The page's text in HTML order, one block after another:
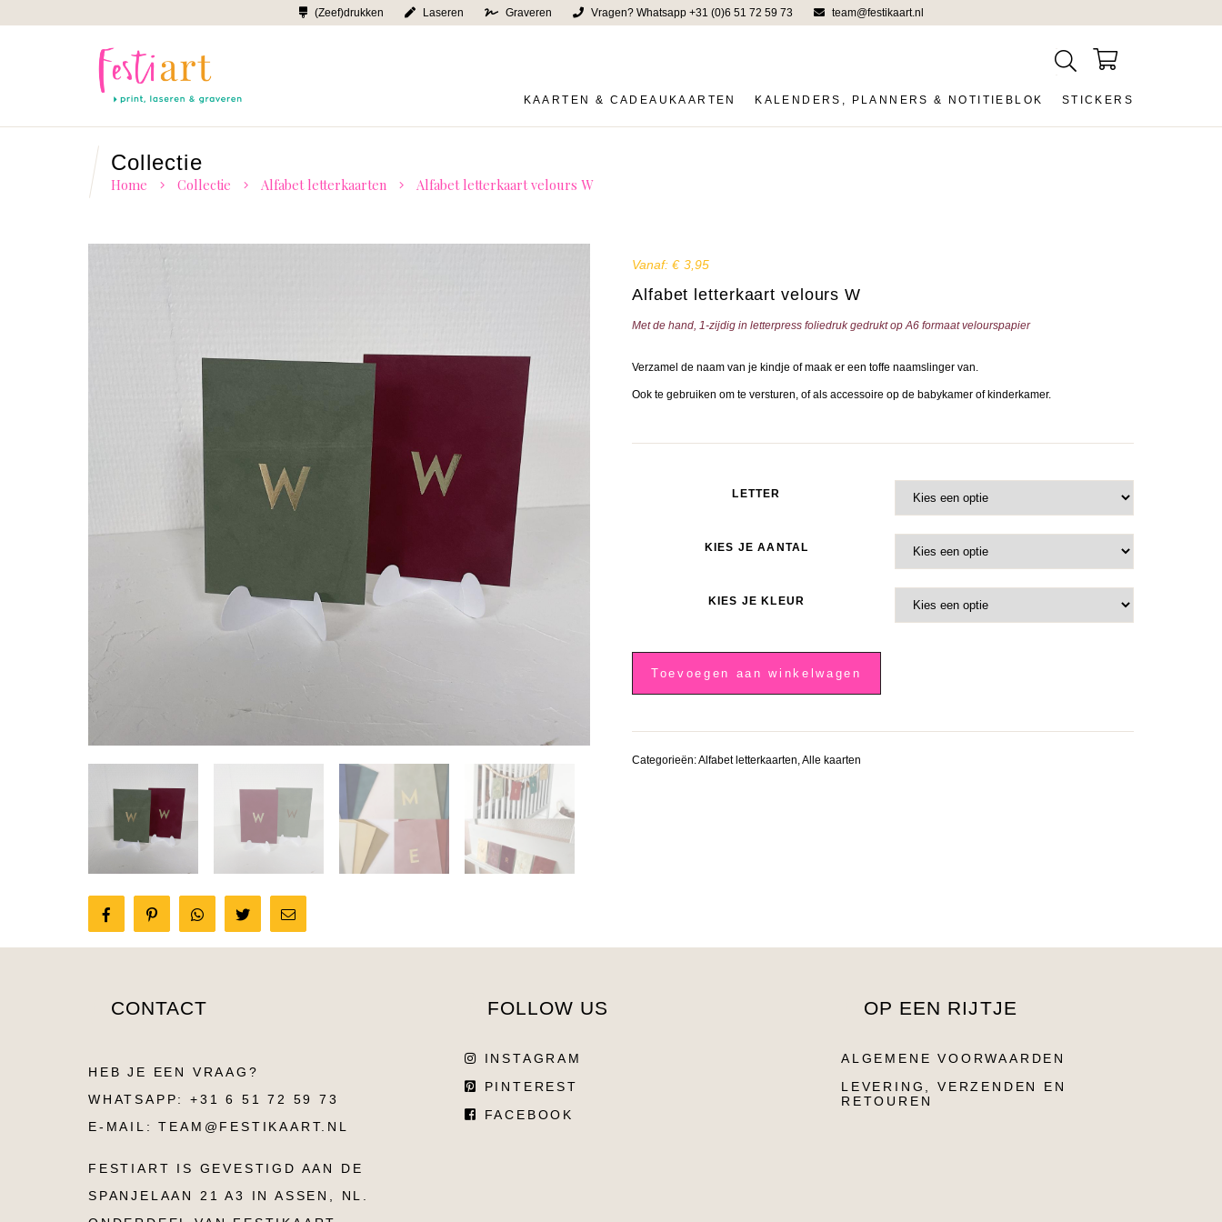
(Zeef)drukken Laseren Graveren Vragen? Whatsapp +31 (0)6 51 72 59 73 team@festikaart.nl
KAARTEN & CADEAUKAARTEN KALENDERS, PLANNERS & NOTITIEBLOK STICKERS
Collectie
Home Collectie Alfabet letterkaarten Alfabet letterkaart velours W
Vanaf: € 3,95
Alfabet letterkaart velours W
Met de hand, 1-zijdig in letterpress foliedruk gedrukt op A6 formaat velourspapier
Verzamel de naam van je kindje of maak er een toffe naamslinger van.
Ook te gebruiken om te versturen, of als accessoire op de babykamer of kinderkamer.
LETTER
KIES JE AANTAL
KIES JE KLEUR
veloursToevoegen aan winkelwagen
Categorieën:Alfabet letterkaarten,Alle kaarten
Share
on
Pin
it
Tweet Send
email
CONTACT
HEB JE EEN VRAAG?
WHATSAPP: +31 6 51 72 59 73
E-MAIL: TEAM@FESTIKAART.NL
FESTIART IS GEVESTIGD AAN DE
SPANJELAAN 21 A3 IN ASSEN, NL.
FOLLOW US
INSTAGRAM
PINTEREST
FACEBOOK
OP EEN RIJTJE
ALGEMENE VOORWAARDEN
LEVERING, VERZENDEN EN
RETOUREN